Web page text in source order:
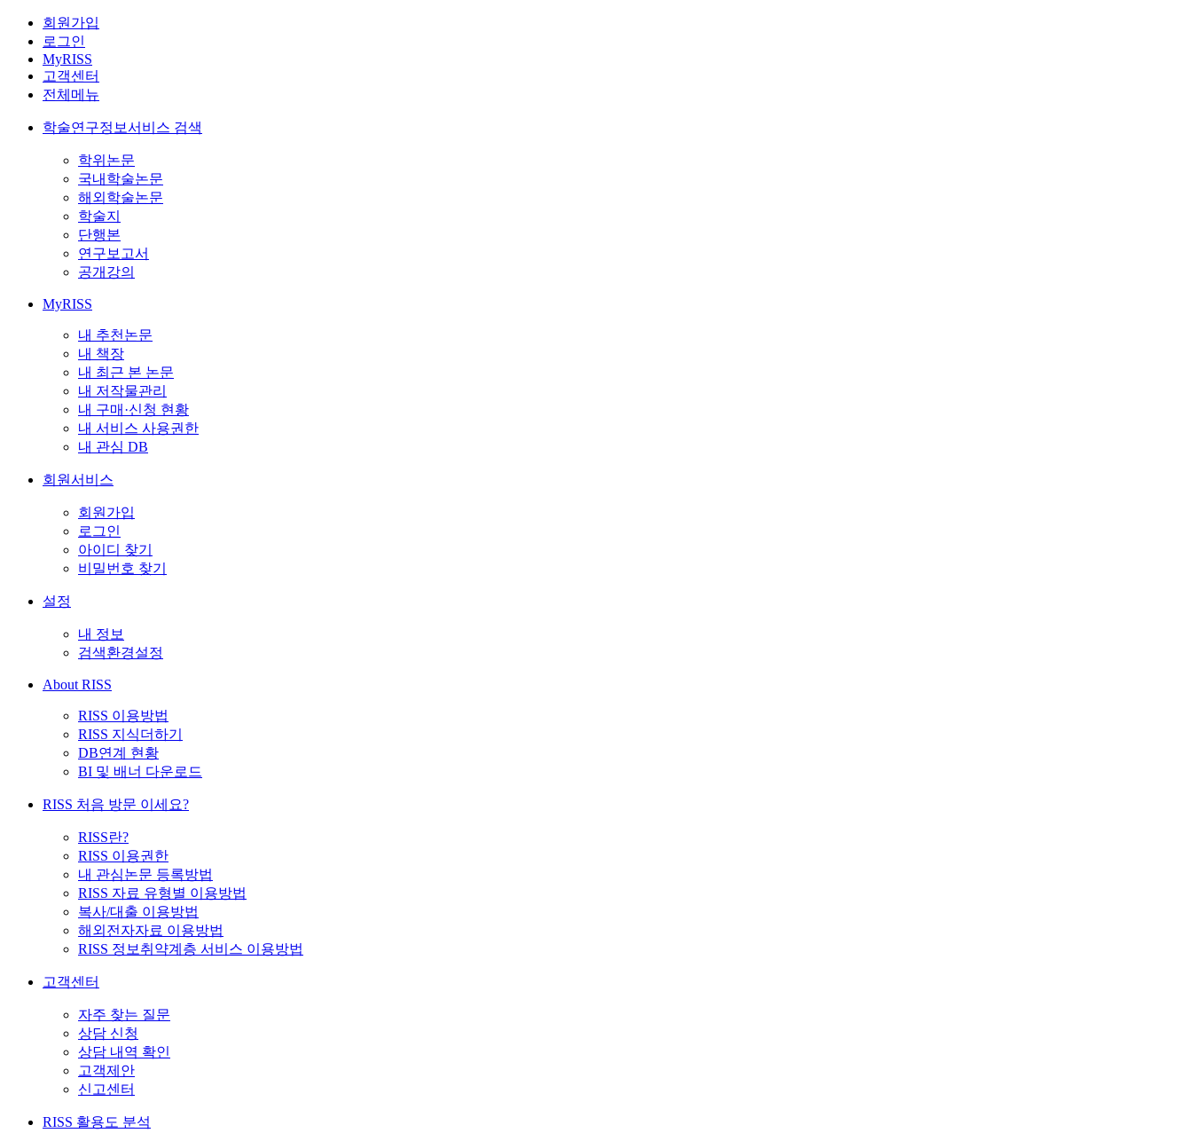
회원가입
로그인
MyRISS
고객센터
전체메뉴
학술연구정보서비스 검색
학위논문
국내학술논문
해외학술논문
학술지
단행본
연구보고서
공개강의
MyRISS
내 추천논문
내 책장
내 최근 본 논문
내 저작물관리
내 구매·신청 현황
내 서비스 사용권한
내 관심 DB
회원서비스
회원가입
로그인
아이디 찾기
비밀번호 찾기
설정
내 정보
검색환경설정
About RISS
RISS 이용방법
RISS 지식더하기
DB연계 현황
BI 및 배너 다운로드
RISS 처음 방문 이세요?
RISS란?
RISS 이용권한
내 관심논문 등록방법
RISS 자료 유형별 이용방법
복사/대출 이용방법
해외전자자료 이용방법
RISS 정보취약계층 서비스 이용방법
고객센터
자주 찾는 질문
상담 신청
상담 내역 확인
고객제안
신고센터
RISS 활용도 분석